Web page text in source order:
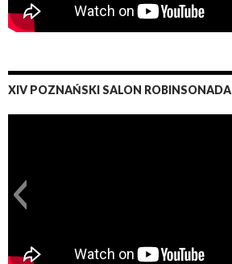
XIV POZNAŃSKI SALON ROBINSONADA